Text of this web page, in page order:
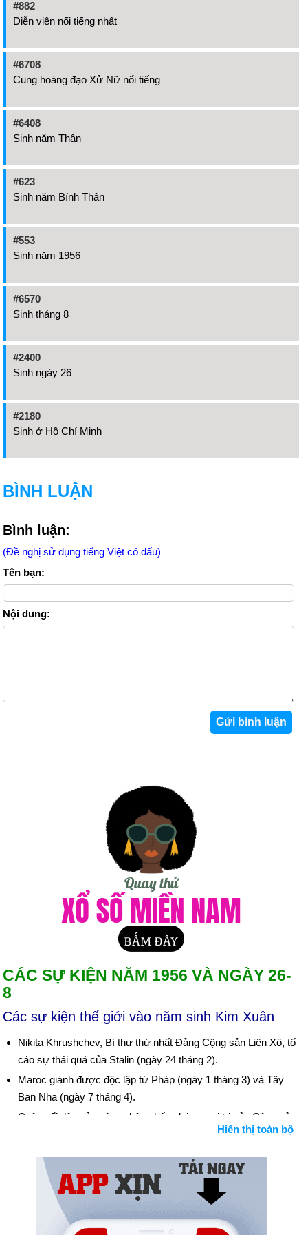
#882
Diễn viên nổi tiếng nhất
#6708
Cung hoàng đạo Xử Nữ nổi tiếng
#6408
Sinh năm Thân
#623
Sinh năm Bính Thân
#553
Sinh năm 1956
#6570
Sinh tháng 8
#2400
Sinh ngày 26
#2180
Sinh ở Hồ Chí Minh
BÌNH LUẬN
Bình luận:
(Đề nghị sử dụng tiếng Việt có dấu)
Tên bạn:
Nội dung:
CÁC SỰ KIỆN NĂM 1956 VÀ NGÀY 26-
8
Các sự kiện thế giới vào năm sinh Kim Xuân
Nikita Khrushchev, Bí thư thứ nhất Đảng Cộng sản Liên Xô, tố
cáo sự thái quá của Stalin (ngày 24 tháng 2).
Maroc giành được độc lập từ Pháp (ngày 1 tháng 3) và Tây
Ban Nha (ngày 7 tháng 4).
Cuộc nổi dậy của công nhân chống lại sự cai trị của Cộng sản
ở Ba Lan đã bị dập tắt (từ ngày 28 đến 30 tháng 6).
Ai Cập giành quyền kiểm soát Kênh đào Suez (ngày 26 tháng
7). Israel tiến hành cuộc tấn công vào bán đảo Sinai của Ai
Cập và tiến về kênh đào Suez (ngày 29 tháng 10). Anh và
Pháp xâm lược Ai Cập tại Port Said (ngày 5 tháng 11). Việc
ngừng bắn do áp lực của Hoa Kỳ ngăn chặn bước tiến của
Hiển thị toàn bộ